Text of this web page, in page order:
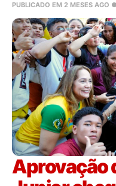
PUBLICADO EM 2 MESES AGO
Aprovação